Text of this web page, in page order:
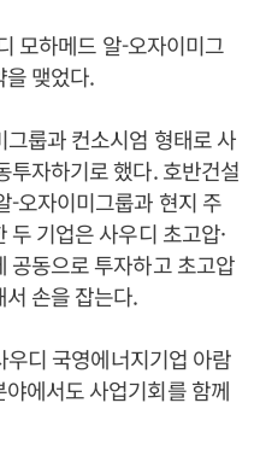
모하메드 알-오자이미그
맺었다.
룹과 컨소시엄 형태로 사
투자하기로 했다. 호반건설
-오자이미그룹과 현지 주
기업은 사우디 초고압·
공동으로 투자하고 초고압
손을 잡는다.
디 국영에너지기업 아람
에서도 사업기회를 함께